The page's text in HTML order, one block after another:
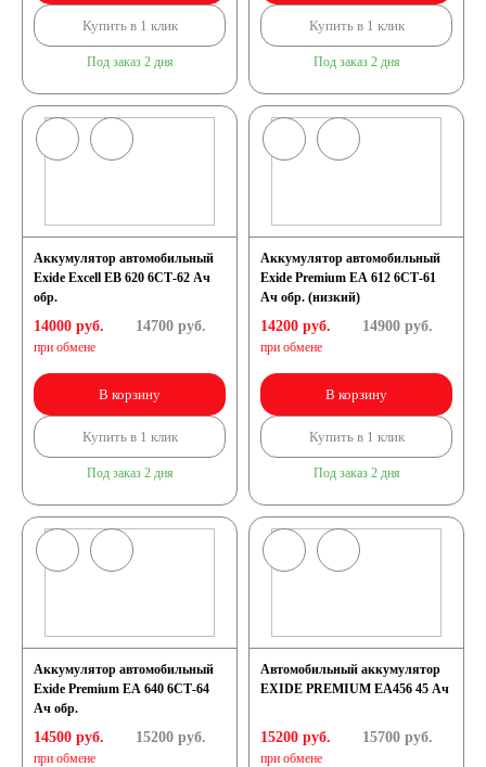
59 А/ч 60 А/ч
62 А/ч
63 А/ч
68 А/ч 70 А/ч
71 А/ч
75 А/ч
77 А/ч 78 А/ч
80 А/ч 82 А/ч
84 А/ч
95 А/ч 96 А/ч
98 А/ч
Купить в 1 клик
Под заказ 2 дня
Купить в 1 клик
Под заказ 2 дня
Аккумулятор автомобильный
Exide Excell EB 620 6СТ-62 Ач
обр.
14000 руб.
при обмене
14700руб.
В корзину
Купить в 1 клик
Под заказ 2 дня
Аккумулятор автомобильный
Exide Premium EA 612 6СТ-61
Ач обр. (низкий)
14200 руб.
при обмене
14900руб.
В корзину
Купить в 1 клик
Под заказ 2 дня
Аккумулятор автомобильный
Exide Premium EA 640 6СТ-64
Ач обр.
14500 руб.
при обмене
15200руб.
Автомобильный аккумулятор
EXIDE PREMIUM EA456 45 Ач
15200 руб.
при обмене
15700руб.